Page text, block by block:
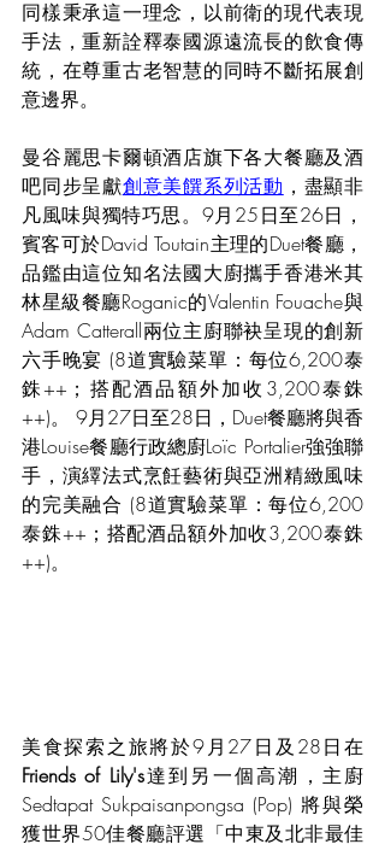
同樣秉承這一理念，以前衛的現代表現
手法，重新詮釋泰國源遠流長的飲食傳
統，在尊重古老智慧的同時不斷拓展創
意邊界。
曼谷麗思卡爾頓酒店旗下各大餐廳及酒
吧同步呈獻創意美饌系列活動 ，盡顯非
凡風味與獨特巧思。9月25日至26日，
賓客可於David Toutain主理的Duet餐廳，
品鑑由這位知名法國大廚攜手香港米其
林星級餐廳Roganic的Valentin Fouache與
Adam Catterall兩位主廚聯袂呈現的創新
六手晚宴 (8道實驗菜單：每位6,200泰
銖++；搭配酒品額外加收3,200泰銖
++)。 9月27日至28日，Duet餐廳將與香
港Louise餐廳行政總廚Loïc Portalier強強聯
手，演繹法式烹飪藝術與亞洲精緻風味
的完美融合 (8道實驗菜單：每位6,200
泰銖++；搭配酒品額外加收3,200泰銖
++)。
美食探索之旅將於9月27日及28日在
Friends of Lily's達到另一個高潮，主廚
Sedtapat Sukpaisanpongsa (Pop) 將與榮
獲世界50佳餐廳評選「中東及北非最佳